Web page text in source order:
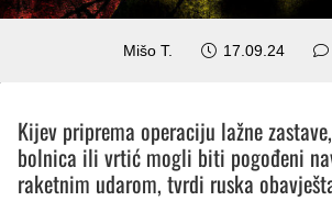
Mišo T. 17.09.24
Kijev priprema operaciju lažne
bolnica ili vrtić mogli biti pogođeni
raketnim udarom, tvrdi ruska